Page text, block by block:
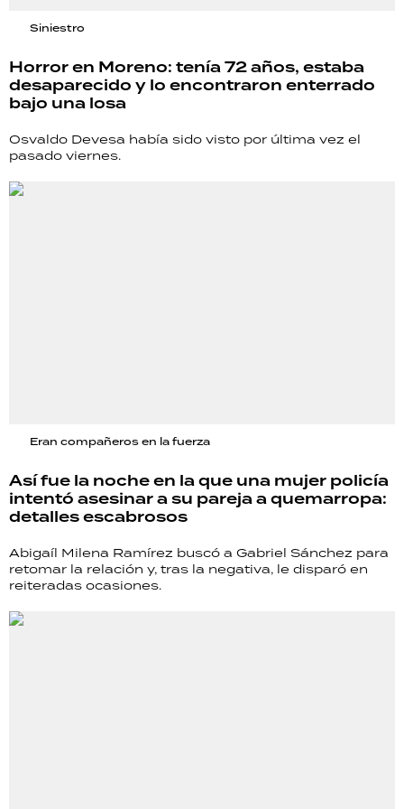
Siniestro
Horror en Moreno: tenía 72 años, estaba
desaparecido y lo encontraron enterrado
bajo una losa
Osvaldo Devesa había sido visto por última vez el
pasado viernes.
Eran compañeros en la fuerza
Así fue la noche en la que una mujer policía
intentó asesinar a su pareja a quemarropa:
detalles escabrosos
Abigaíl Milena Ramírez buscó a Gabriel Sánchez para
retomar la relación y, tras la negativa, le disparó en
reiteradas ocasiones.